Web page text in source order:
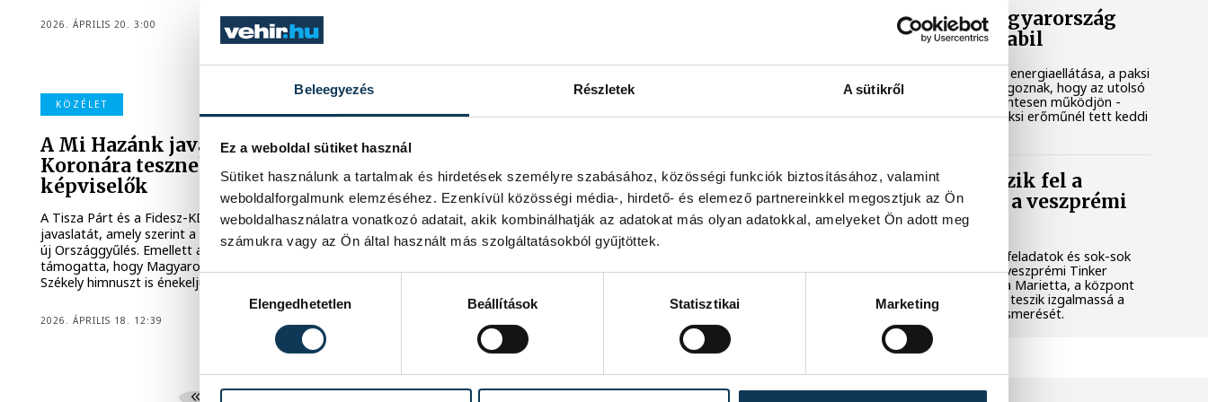
Beleegyezés Részletek A sütikről
Ez a weboldal sütiket használ
Sütiket használunk a tartalmak és hirdetések személyre szabásához, közösségi funkciók biztosításához, valamint
weboldalforgalmunk elemzéséhez. Ezenkívül közösségi média-, hirdető- és elemező partnereinkkel megosztjuk az Ön
weboldalhasználatra vonatkozó adatait, akik kombinálhatják az adatokat más olyan adatokkal, amelyeket Ön adott meg
számukra vagy az Ön által használt más szolgáltatásokból gyűjtöttek.
Hozzájárulás kiválasztása
Elengedhetetlen
Beállítások Statisztikai Marketing
2026. ÁPRILIS 20. 3:00
KÖZÉLET
A Mi Hazánk javaslatára a Szent
Koronára tesznek esküt a
képviselők
A Tisza Párt és a Fidesz-KDNP is elfogadta a Mi Hazánk
javaslatát, amely szerint a Szent Koronára tesz esküt az
új Országgyűlés. Emellett azt a javaslatukat is mindenki
támogatta, hogy Magyarország himnusza mellett a
Székely himnuszt is énekeljük az ünnepélyes alakuló ülésen.
2026. ÁPRILIS 18. 12:39
frakció kell, amely a párt
megújulását képes szimbolizálni
Olyan Fidesz-frakció kell, amely képes a párt megújulását
szimbolizálni - közölte Gulyás Gergely Miniszterelnökséget
vezető miniszter újságírókkal, miután pénteken a Fidesz-
Magyar Péter: Magyarország
energiaellátása stabil
Jelenleg stabil Magyarország energiaellátása, a paksi
erőmű munkatársai azon dolgoznak, hogy az utolsó
még termelő turbina hibamentesen működjön -
közölte a miniszterelnök a paksi erőműnél tett keddi
Játék közben fedezik fel a
tudomány világát a veszprémi
gyerekek
Látványos kísérletek, kreatív feladatok és sok-sok
élmény várja a gyerekeket a veszprémi Tinker
Labsben. Videónkban Balassa Marietta, a központ
vezetője mutatja be, hogyan teszik izgalmassá a
természettudományok megismerését.